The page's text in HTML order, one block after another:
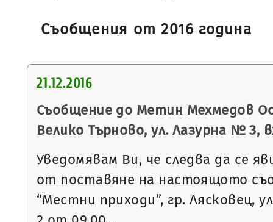
Съобщения от 2016 година
21.12.2016
Съобщение до Метин Мехмедов
Велико Търново, ул. Лазурна № 3,
Уведомявам Ви, че следва да се
от поставяне на настоящото
“Местни приходи”, гр. Лясковец,